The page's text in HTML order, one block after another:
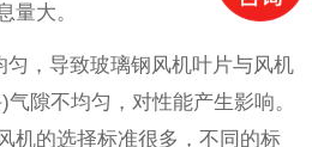
量大。
匀，导致玻璃钢风机叶片与风机
隙不均匀，对性能产生影响。
机的选择标准很多，不同的标